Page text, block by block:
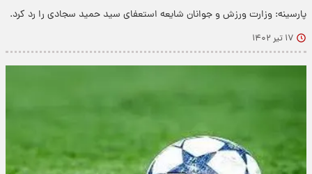
پارسینه: وزارت ورزش و جوانان شایعه استعفای سید حمید سجادی را رد کرد.
۱۷ تیر ۱۴۰۲